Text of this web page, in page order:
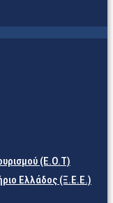
(Ε.Ο.Τ)
Ελλάδος (Ξ.Ε.Ε.)